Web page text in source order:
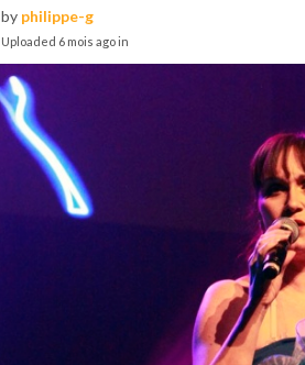
by philippe-g
Uploaded 6 mois agoin